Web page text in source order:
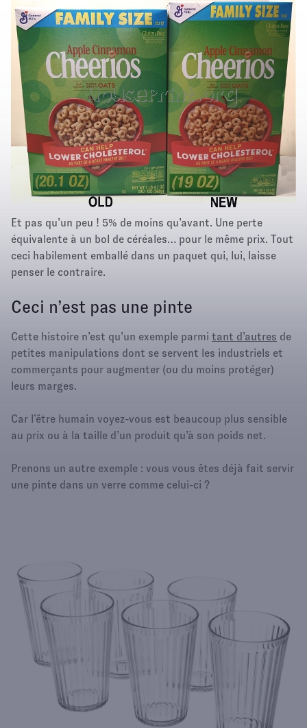
Et pas qu’un peu ! 5% de moins qu’avant. Une perte
équivalente à un bol de céréales… pour le même prix. Tout
ceci habilement emballé dans un paquet qui, lui, laisse
penser le contraire.
Ceci n’est pas une pinte
Cette histoire n’est qu’un exemple parmi tant d’autres de
petites manipulations dont se servent les industriels et
commerçants pour augmenter (ou du moins protéger)
leurs marges.
Car l’être humain voyez-vous est beaucoup plus sensible
au prix ou à la taille d’un produit qu’à son poids net.
Prenons un autre exemple : vous vous êtes déjà fait servir
une pinte dans un verre comme celui-ci ?